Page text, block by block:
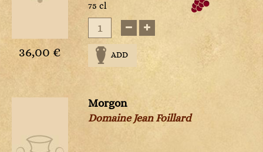
36,00 €
75 cl
ADD
Morgon
Domaine Jean Foillard